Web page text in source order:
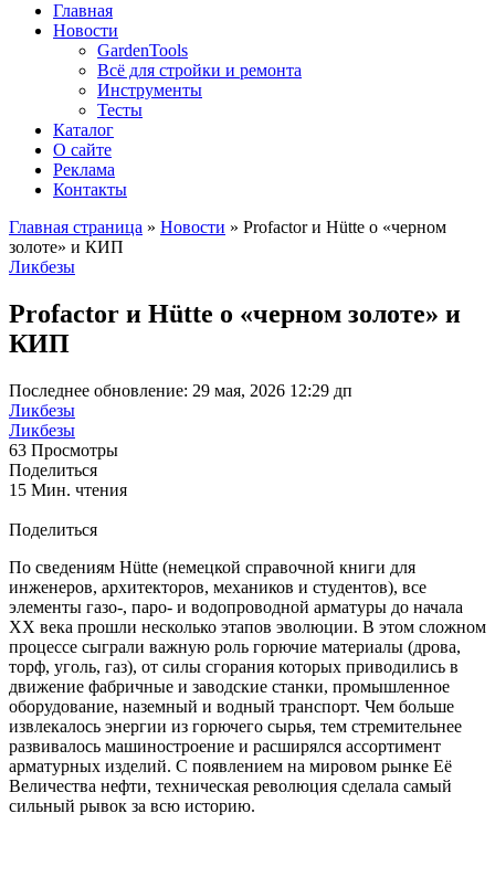
Главная
Новости
GardenTools
Всё для стройки и ремонта
Инструменты
Тесты
Каталог
О сайте
Реклама
Контакты
Главная страница » Новости » Profactor и Hütte о «черном
золоте» и КИП
Ликбезы
Profactor и Hütte о «черном золоте» и
КИП
Последнее обновление: 29 мая, 2026 12:29 дп
Ликбезы
Ликбезы
63 Просмотры
Поделиться
15 Мин. чтения
Поделиться
По сведениям Hütte (немецкой справочной книги для
инженеров, архитекторов, механиков и студентов), все
элементы газо-, паро- и водопроводной арматуры до начала
ХХ века прошли несколько этапов эволюции. В этом сложном
процессе сыграли важную роль горючие материалы (дрова,
торф, уголь, газ), от силы сгорания которых приводились в
движение фабричные и заводские станки, промышленное
оборудование, наземный и водный транспорт. Чем больше
извлекалось энергии из горючего сырья, тем стремительнее
развивалось машиностроение и расширялся ассортимент
арматурных изделий. С появлением на мировом рынке Её
Величества нефти, техническая революция сделала самый
сильный рывок за всю историю.